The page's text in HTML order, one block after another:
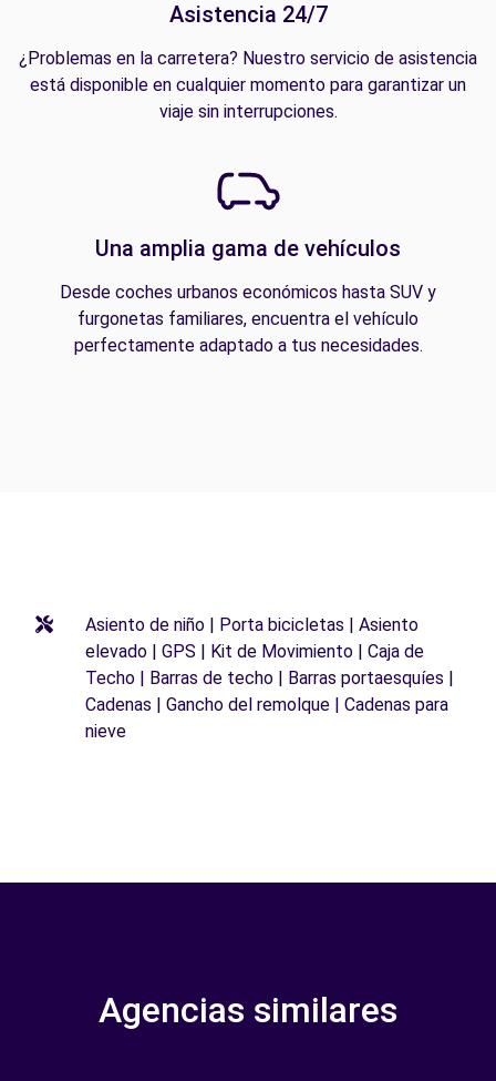
Asistencia 24/7
¿Problemas en la carretera? Nuestro servicio de asistencia
está disponible en cualquier momento para garantizar un
viaje sin interrupciones.
Una amplia gama de vehículos
Desde coches urbanos económicos hasta SUV y
furgonetas familiares, encuentra el vehículo
perfectamente adaptado a tus necesidades.
Asiento de niño | Porta bicicletas | Asiento
elevado | GPS | Kit de Movimiento | Caja de
Techo | Barras de techo | Barras portaesquíes |
Cadenas | Gancho del remolque | Cadenas para
nieve
Agencias similares